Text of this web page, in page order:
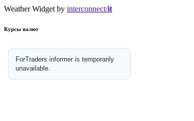
Weather Widget by interconnect/it
Курсы валют